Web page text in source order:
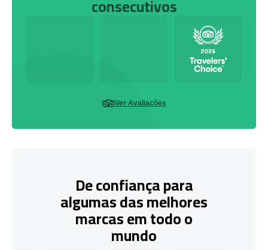
consecutivos
Ver Avaliações
De confiança para
algumas das melhores
marcas em todo o
mundo